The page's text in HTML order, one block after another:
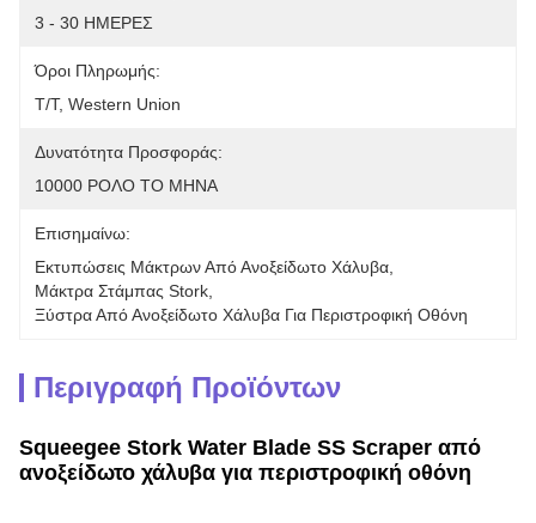
3 - 30 ΗΜΕΡΕΣ
Όροι Πληρωμής:
T/T, Western Union
Δυνατότητα Προσφοράς:
10000 ΡΟΛΟ ΤΟ ΜΗΝΑ
Επισημαίνω:
Εκτυπώσεις Μάκτρων Από Ανοξείδωτο Χάλυβα
Μάκτρα Στάμπας Stork
Ξύστρα Από Ανοξείδωτο Χάλυβα Για Περιστροφική Οθόνη
Περιγραφή Προϊόντων
Squeegee Stork Water Blade SS Scraper από
ανοξείδωτο χάλυβα για περιστροφική οθόνη